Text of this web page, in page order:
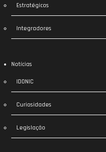
Estratégicos
Integradores
Notícias
IDONIC
Curiosidades
Legislação